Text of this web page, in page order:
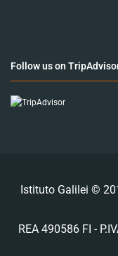
Follow us on
Istituto Galilei ©
REA 490586 FI -